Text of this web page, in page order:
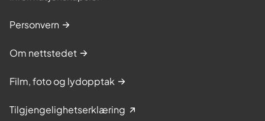
Personvern
Om nettstedet
Film, foto og lydopptak
Tilgjengelighetserklæring